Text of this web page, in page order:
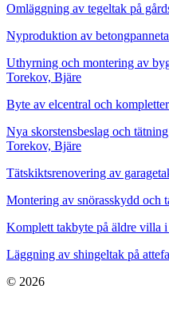
Omläggning av tegeltak på
Nyproduktion av
Uthyrning och montering av
Torekov, Bjäre
Byte av elcentral och
Nya skorstensbeslag och
Torekov, Bjäre
Tätskiktsrenovering av
Montering av snörasskydd och
Komplett takbyte på äldre villa
Läggning av shingeltak på
© 2026